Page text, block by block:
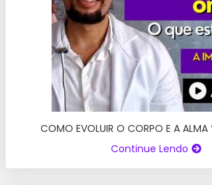
COMO EVOLUIR O CORPO E A ALMA
Continue Lendo